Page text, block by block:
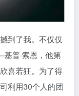
到了我。不仅仅
普·索恩，他第
喜若狂。为了得
利用30个人的团